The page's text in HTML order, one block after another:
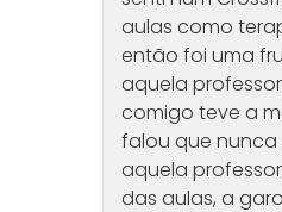
aulas como
então foi uma
aquela
comigo teve a
falou que nunca
aquela
das aulas, a